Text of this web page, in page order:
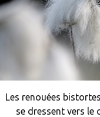
Les renouées
se dressent vers le